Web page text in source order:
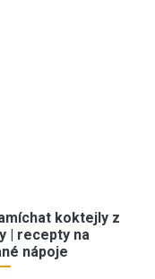
koktejly z
| recepty na
nápoje